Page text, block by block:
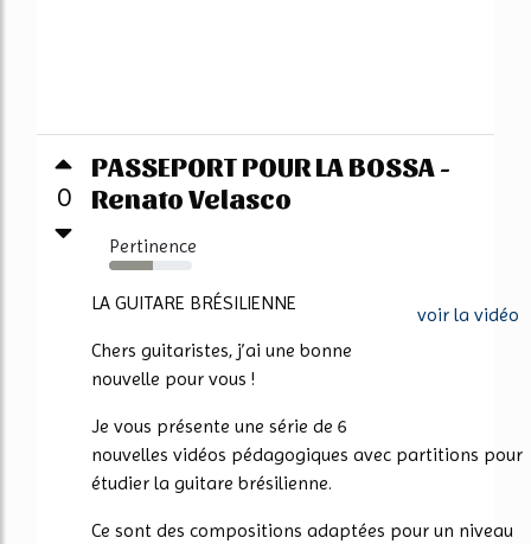
0
PASSEPORT POUR LA BOSSA -
Renato Velasco
Pertinence
53%
voir la vidéo
LA GUITARE BRÉSILIENNE
Chers guitaristes, j’ai une bonne
nouvelle pour vous !
Je vous présente une série de 6
nouvelles vidéos pédagogiques avec partitions pour
étudier la guitare brésilienne.
Ce sont des compositions adaptées pour un niveau